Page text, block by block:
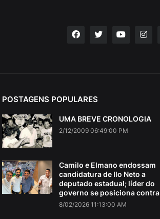
POSTAGENS POPULARES
UMA BREVE CRONOLOGIA
2/12/2009 06:49:00 PM
Camilo e Elmano endossam
candidatura de Ilo Neto a
deputado estadual; líder do
governo se posiciona contra
8/02/2026 11:13:00 AM